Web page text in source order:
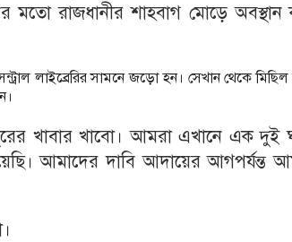
মতো রাজধানীর শাহবাগ মোড়ে অবস্থান
লাইব্রেরির সামনে জড়ো হন। সেখান থেকে মিছিল
খাবার খাবো। আমরা এখানে এক দুই
আমাদের দাবি আদায়ের আগপর্যন্ত